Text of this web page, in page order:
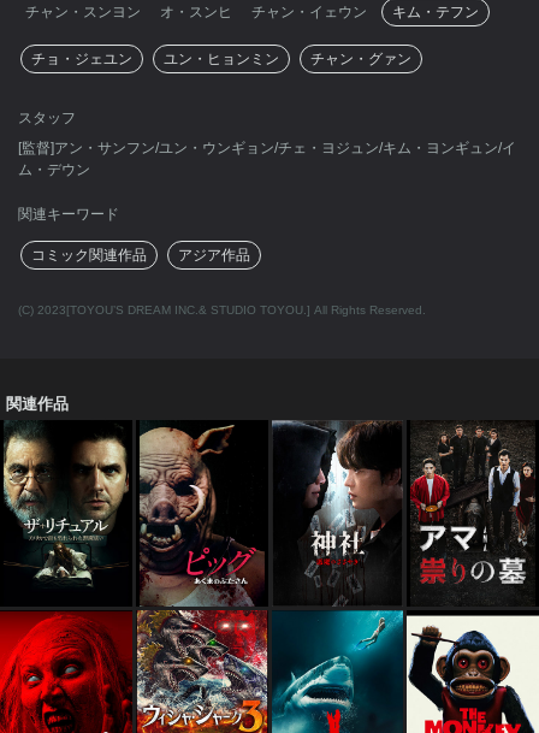
チャン・スンヨン オ・スンヒ チャン・イェウン キム・テフン
チョ・ジェユン ユン・ヒョンミン チャン・グァン
スタッフ
[監督]アン・サンフン/ユン・ウンギョン/チェ・ヨジュン/キム・ヨンギュン/イ
ム・デウン
関連キーワード
コミック関連作品 アジア作品
(C) 2023[TOYOU’S DREAM INC.& STUDIO TOYOU.] All Rights Reserved.
関連作品